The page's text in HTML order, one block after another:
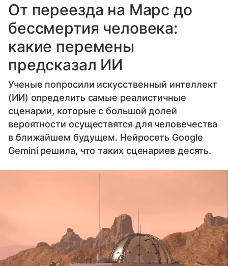
От переезда на Марс до
бессмертия человека:
какие перемены
предсказал ИИ
Ученые попросили искусственный интеллект
(ИИ) определить самые реалистичные
сценарии, которые с большой долей
вероятности осуществятся для человечества
в ближайшем будущем. Нейросеть Google
Gemini решила, что таких сценариев десять.